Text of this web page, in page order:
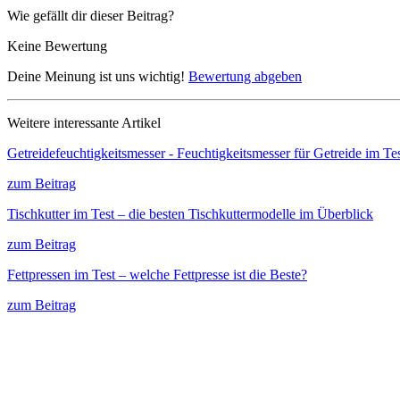
Wie gefällt dir dieser Beitrag?
Keine Bewertung
Deine Meinung ist uns wichtig! Bewertung abgeben
Weitere interessante Artikel
Getreidefeuchtigkeitsmesser - Feuchtigkeitsmesser für Getreide im
zum Beitrag
Tischkutter im Test – die besten Tischkuttermodelle im Überblick
zum Beitrag
Fettpressen im Test – welche Fettpresse ist die Beste?
zum Beitrag